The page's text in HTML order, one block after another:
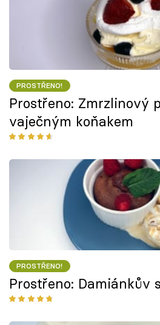
PROSTŘENO!
Prostřeno: Zmrzlinový
vaječným koňakem
PROSTŘENO!
Prostřeno: Damiánkův